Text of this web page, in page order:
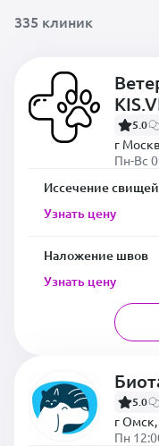
335 клиник
5.0
г
Пн-Вс
Иссечение свищей
Узнать цену
Наложение швов
Узнать цену
5.0
г
Пн